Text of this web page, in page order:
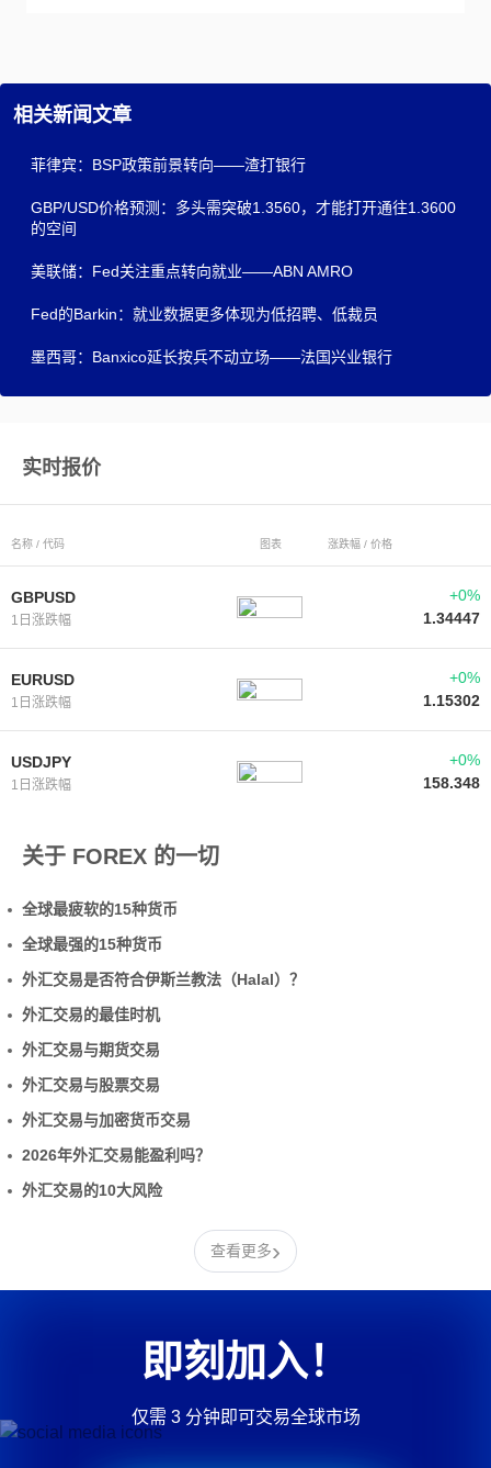
相关新闻文章
菲律宾：BSP政策前景转向——渣打银行
GBP/USD价格预测：多头需突破1.3560，才能打开通往1.3600
的空间
美联储：Fed关注重点转向就业——ABN AMRO
Fed的Barkin：就业数据更多体现为低招聘、低裁员
墨西哥：Banxico延长按兵不动立场——法国兴业银行
实时报价
名称 / 代码 图表 涨跌幅 / 价格
GBPUSD
1日涨跌幅
+0%
1.34447
EURUSD
1日涨跌幅
+0%
1.15302
USDJPY
1日涨跌幅
+0%
158.348
关于 FOREX 的一切
全球最疲软的15种货币
全球最强的15种货币
外汇交易是否符合伊斯兰教法（Halal）？
外汇交易的最佳时机
外汇交易与期货交易
外汇交易与股票交易
外汇交易与加密货币交易
2026年外汇交易能盈利吗？
外汇交易的10大风险
查看更多›
即刻加入！
仅需 3 分钟即可交易全球市场